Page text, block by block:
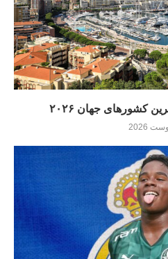
کشورهای جهان ۲۰۲۶